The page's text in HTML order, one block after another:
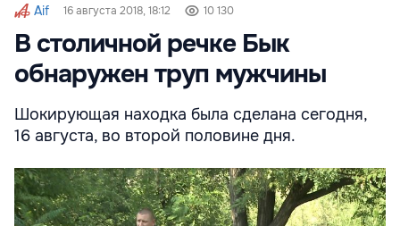
Aif 16 августа 2018, 18:12 10 130
В столичной речке Бык
обнаружен труп мужчины
Шокирующая находка была сделана сегодня,
16 августа, во второй половине дня.